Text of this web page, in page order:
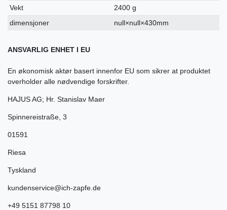
Vekt
2400 g
dimensjoner
null×null×430mm
ANSVARLIG ENHET I EU
En økonomisk aktør basert innenfor EU som sikrer at produktet
overholder alle nødvendige forskrifter.
HAJUS AG; Hr. Stanislav Maer
Spinnereistraße 3
01591
Riesa
Tyskland
kundenservice@ich-zapfe.de
+49 5151 87798 10